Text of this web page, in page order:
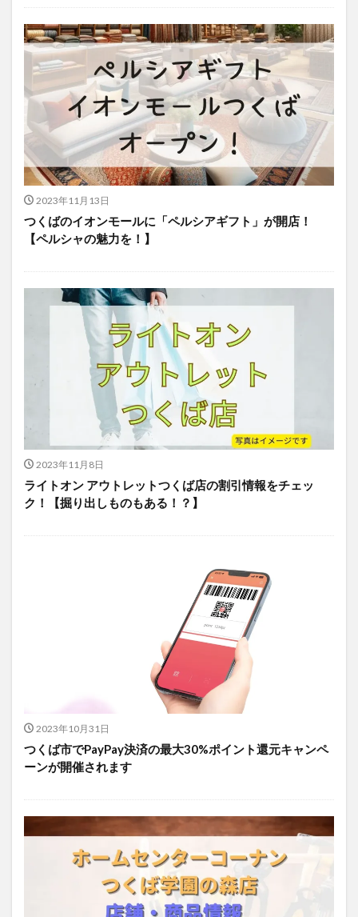
2023年11月13日
つくばのイオンモールに「ペルシアギフト」が開店！
【ペルシャの魅力を！】
2023年11月8日
ライトオン アウトレットつくば店の割引情報をチェッ
ク！【掘り出しものもある！？】
2023年10月31日
つくば市でPayPay決済の最大30%ポイント還元キャンペ
ーンが開催されます